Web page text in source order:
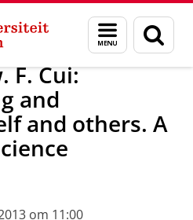
Menu
en
zoeken
F. Cui:
and
and others. A
om 11:00